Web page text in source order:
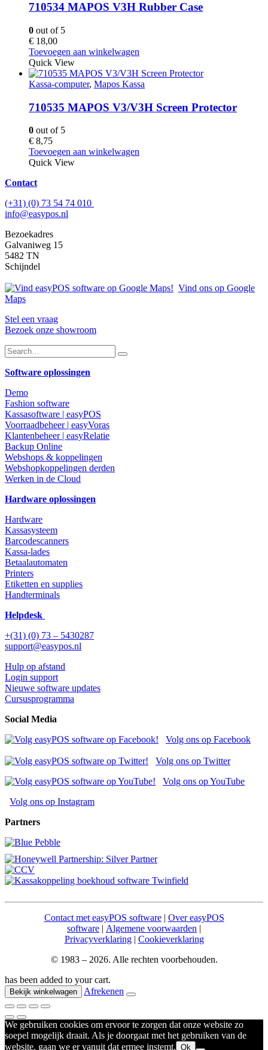
710534 MAPOS V3H Rubber Case
0 out of 5
€ 18,00
Toevoegen aan winkelwagen
Quick View
Kassa-computer, Mapos Kassa
710535 MAPOS V3/V3H Screen Protector
0 out of 5
€ 8,75
Toevoegen aan winkelwagen
Quick View
Contact
(+31) (0) 73 54 74 010
info@easypos.nl
Bezoekadres
Galvaniweg 15
5482 TN
Schijndel
Vind ons op Google
Maps
Stel een vraag
Bezoek onze showroom
Software oplossingen
Demo
Fashion software
Kassasoftware | easyPOS
Voorraadbeheer | easyVoras
Klantenbeheer | easyRelatie
Backup Online
Webshops & koppelingen
Webshopkoppelingen derden
Werken in de Cloud
Hardware oplossingen
Hardware
Kassasysteem
Barcodescanners
Kassa-lades
Betaalautomaten
Printers
Etiketten en supplies
Handterminals
Helpdesk
+(31) (0) 73 – 5430287
support@easypos.nl
Hulp op afstand
Login support
Nieuwe software updates
Cursusprogramma
Social Media
Volg ons op Facebook
Volg ons op Twitter
Volg ons op YouTube
Volg ons op Instagram
Partners
Contact met easyPOS software| Over easyPOS
software | Algemene voorwaarden |
Privacyverklaring| Cookieverklaring
© 1983 – 2026. Alle rechten voorbehouden.
has been added to your cart.
Bekijk winkelwagen Afrekenen
We gebruiken cookies om ervoor te zorgen dat onze website zo
soepel mogelijk draait. Als je doorgaat met het gebruiken van de
website, gaan we er vanuit dat ermee instemt. Ok